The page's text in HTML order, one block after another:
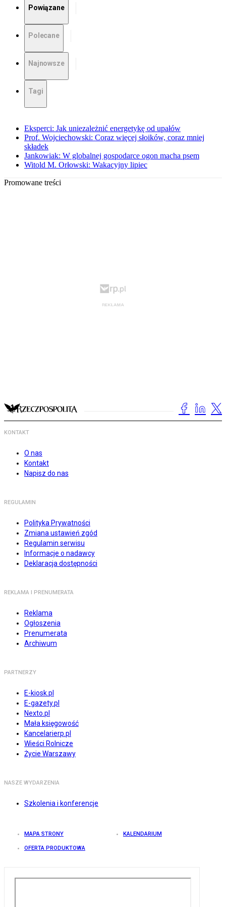
Powiązane
Polecane
Najnowsze
Tagi
Eksperci: Jak uniezależnić energetykę od upałów
Prof. Wojciechowski: Coraz więcej słoików, coraz mniej
składek
Jankowiak: W globalnej gospodarce ogon macha psem
Witold M. Orłowski: Wakacyjny lipiec
Promowane treści
KONTAKT
O nas
Kontakt
Napisz do nas
REGULAMIN
Polityka Prywatności
Zmiana ustawień zgód
Regulamin serwisu
Informacje o nadawcy
Deklaracja dostępności
REKLAMA I PRENUMERATA
Reklama
Ogłoszenia
Prenumerata
Archiwum
PARTNERZY
E-kiosk.pl
E-gazety.pl
Nexto.pl
Mała księgowość
Kancelarierp.pl
Wieści Rolnicze
Życie Warszawy
NASZE WYDARZENIA
Szkolenia i konferencje
MAPA STRONY KALENDARIUM
OFERTA PRODUKTOWA